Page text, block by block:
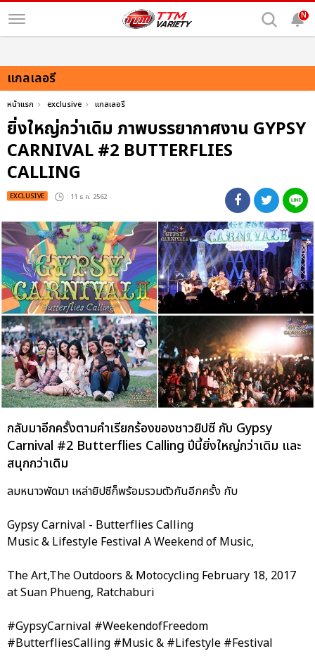
N
แกลเลอรี
หน้าแรก exclusive แกลเลอรี
ยิ่งใหญ่กว่าเดิม ภาพบรรยากาศงาน GYPSY
CARNIVAL #2 BUTTERFLIES
CALLING
EXCLUSIVE : 11 ธ.ค. 2562
กลับมาอีกครั้งตามคำเรียกร้องของชาวยิปซี กับ Gypsy
Carnival #2 Butterflies Calling ปีนี้ยิ่งใหญ่กว่าเดิม และ
สนุกกว่าเดิม
ลมหนาวพัดมา เหล่ายิปซีก็พร้อมรวมตัวกันอีกครั้ง กับ
Gypsy Carnival - Butterflies Calling
Music & Lifestyle Festival A Weekend of Music,
The Art,The Outdoors & Motocycling February 18, 2017
at Suan Phueng, Ratchaburi
#GypsyCarnival #WeekendofFreedom
#ButterfliesCalling #Music & #Lifestyle #Festival